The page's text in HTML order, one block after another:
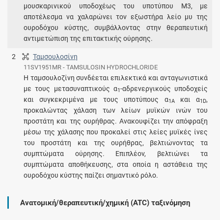
μουσκαρινικού υποδοχέως του υποτύπου Μ3, με
αποτέλεσμα να χαλαρώνει τον εξωστήρα λείο μυ της
ουροδόχου κύστης, συμβάλλοντας στην θεραπευτική
αντιμετώπιση της επιτακτικής ούρησης.
2 Ταμσουλοσίνη
11SV1951MR - TAMSULOSIN HYDROCHLORIDE
H ταμσουλοζίνη συνδέεται επιλεκτικά και ανταγωνιστικά
με τους μετασυναπτικούς α1 -αδρενεργικούς υποδοχείς
και συγκεκριμένα με τους υποτύπους α1A και α1D,
προκαλώντας χάλαση των λείων μυϊκών ινών του
προστάτη και της ουρήθρας. Ανακουφίζει την απόφραξη
μέσω της χάλασης που προκαλεί στις λείες μυϊκές ίνες
του προστάτη και της ουρήθρας, βελτιώνοντας τα
συμπτώματα ούρησης. Επιπλέον, βελτιώνει τα
συμπτώματα αποθήκευσης, στα οποία η αστάθεια της
ουροδόχου κύστης παίζει σημαντικό ρόλο.
Ανατομική/θεραπευτική/χημική (ATC) ταξινόμηση